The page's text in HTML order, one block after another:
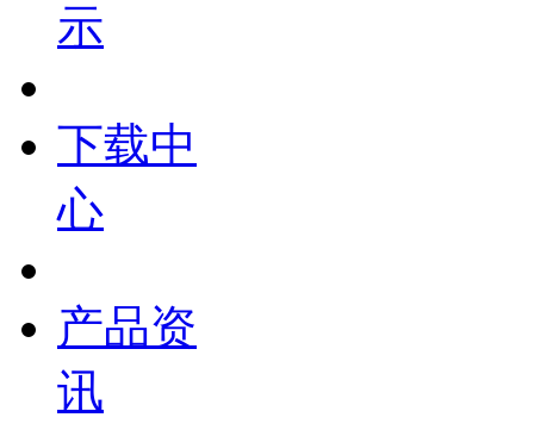
示
下载中
心
产品资
讯